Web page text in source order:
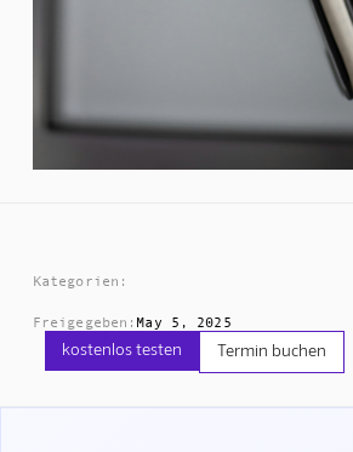
Kategorien:
Freigegeben: May 5, 2025
kostenlos testen Termin buchen